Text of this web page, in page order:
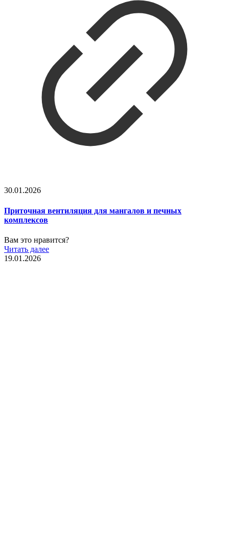
30.01.2026
Приточная вентиляция для мангалов и печных
комплексов
Вам это нравится?
Читать далее
19.01.2026